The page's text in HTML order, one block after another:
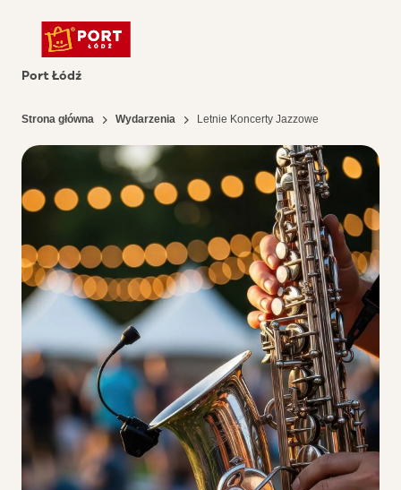
Port Łódź
Strona główna Wydarzenia Letnie Koncerty Jazzowe